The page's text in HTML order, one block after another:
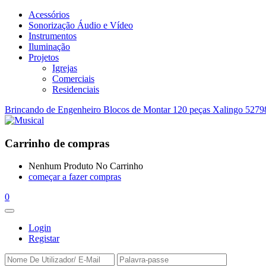
Acessórios
Sonorização Áudio e Vídeo
Instrumentos
Iluminação
Projetos
Igrejas
Comerciais
Residenciais
Brincando de Engenheiro Blocos de Montar 120 peças Xalingo
Carrinho de compras
Nenhum Produto No Carrinho
começar a fazer compras
0
Login
Registar